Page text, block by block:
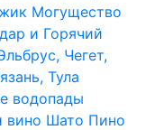
Могущество
и Горячий
Чегет,
Тула
водопады
вино Шато Пино